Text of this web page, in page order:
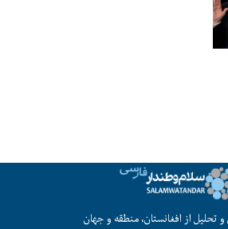
تحلیل از افغانستان، منطقه و جهان